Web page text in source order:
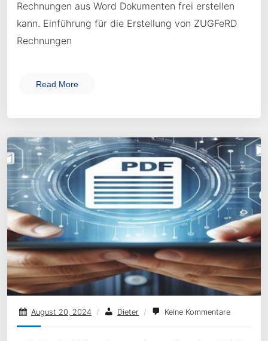
Rechnungen aus Word Dokumenten frei erstellen
kann. Einführung für die Erstellung von ZUGFeRD
Rechnungen
Read More
August 20, 2024 / Dieter / Keine Kommentare